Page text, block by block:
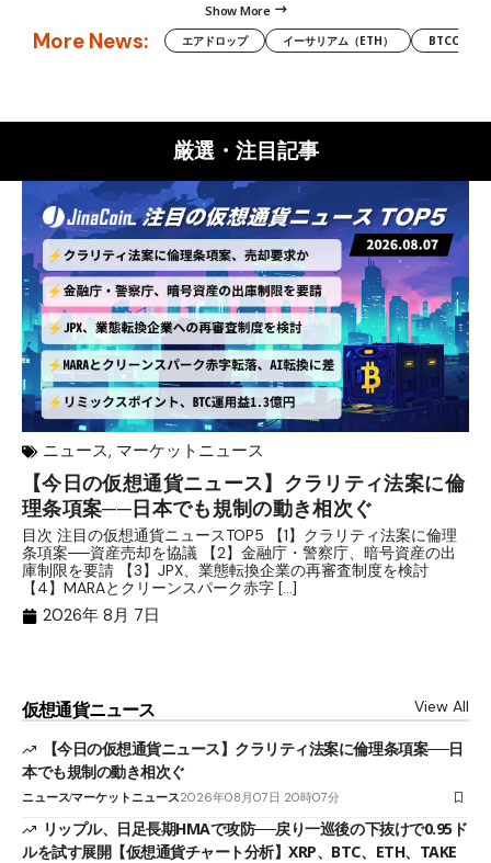
Show More
More News: エアドロップ イーサリアム（ETH） BTCC
厳選・注目記事
ニュース, マーケットニュース
【今日の仮想通貨ニュース】クラリティ法案に倫
理条項案──日本でも規制の動き相次ぐ
目次 注目の仮想通貨ニュースTOP5 【1】クラリティ法案に倫理
条項案──資産売却を協議 【2】金融庁・警察庁、暗号資産の出
庫制限を要請 【3】JPX、業態転換企業の再審査制度を検討
【4】MARAとクリーンスパーク赤字 […]
2026年 8月 7日
仮想通貨ニュース View All
【今日の仮想通貨ニュース】クラリティ法案に倫理条項案──日
本でも規制の動き相次ぐ
ニュースマーケットニュース2026年08月07日 20時07分
リップル、日足長期HMAで攻防──戻り一巡後の下抜けで0.95ド
ルを試す展開【仮想通貨チャート分析】XRP、BTC、ETH、TAKE